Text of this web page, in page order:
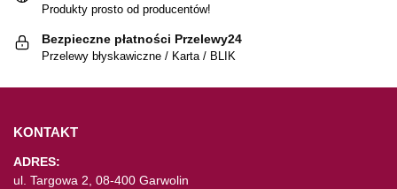
Produkty prosto od producentów!
Bezpieczne płatności Przelewy24
Przelewy błyskawiczne / Karta / BLIK
KONTAKT
ADRES:
ul. Targowa 2, 08-400 Garwolin